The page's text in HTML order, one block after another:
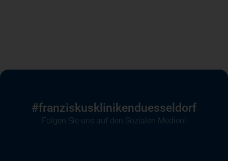
#franziskusklinikenduesseldorf
Folgen Sie uns auf den Sozialen Medien!